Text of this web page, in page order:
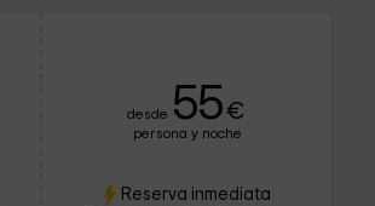
desde 55€
persona y noche
Reserva inmediata